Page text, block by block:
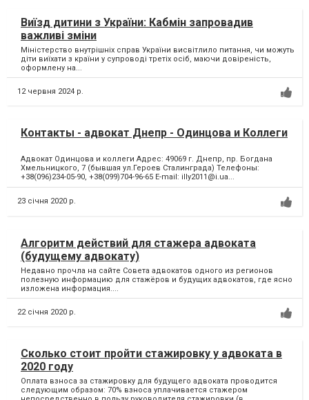
Виїзд дитини з України: Кабмін запровадив
важливі зміни
Міністерство внутрішніх справ України висвітлило питання, чи можуть
діти виїхати з країни у супроводі третіх осіб, маючи довіреність,
оформлену на...
12 червня 2024 р.
Контакты - адвокат Днепр - Одинцова и Коллеги
Адвокат Одинцова и коллеги Адрес: 49069 г. Днепр, пр. Богдана
Хмельницкого, 7 (бывшая ул.Героев Сталинграда) Телефоны:
+38(096)234-05-90, +38(099)704-96-65 E-mail: illy2011@i.ua...
23 січня 2020 р.
Алгоритм действий для стажера адвоката
(будущему адвокату)
Недавно прочла на сайте Совета адвокатов одного из регионов
полезную информацию для стажёров и будущих адвокатов, где ясно
изложена информация....
22 січня 2020 р.
Сколько стоит пройти стажировку у адвоката в
2020 году
Оплата взноса за стажировку для будущего адвоката проводится
следующим образом: 70% взноса уплачивается стажером